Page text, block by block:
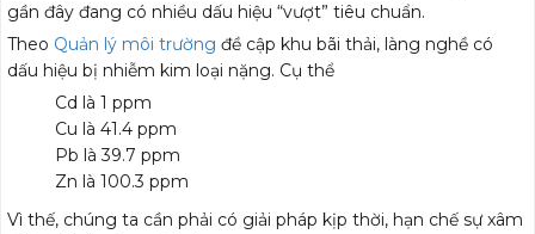
gần đây đang có nhiều dấu hiệu “vượt” tiêu chuẩn.
Theo Quản lý môi trường đề cập khu bãi thải, làng nghề có
dấu hiệu bị nhiễm kim loại nặng. Cụ thể
Cd là 1 ppm
Cu là 41.4 ppm
Pb là 39.7 ppm
Zn là 100.3 ppm
Vì thế, chúng ta cần phải có giải pháp kịp thời, hạn chế sự xâm